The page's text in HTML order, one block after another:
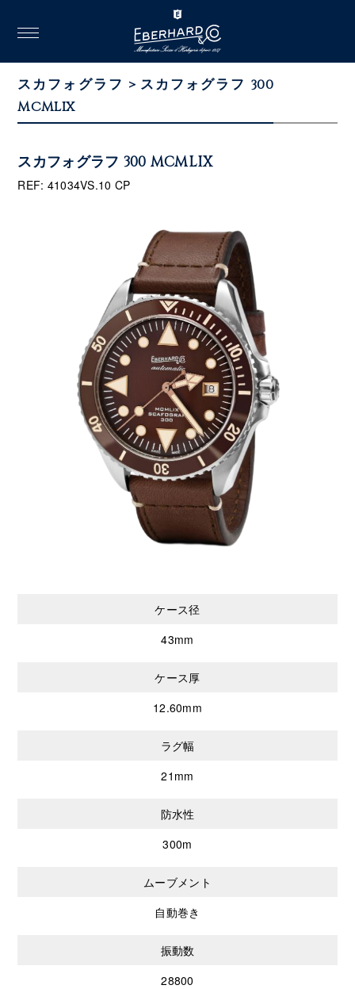
toggle
navigation
スカフォグラフ > スカフォグラフ 300
MCMLIX
スカフォグラフ 300 MCMLIX
REF: 41034VS.10 CP
ケース径
43mm
ケース厚
12.60mm
ラグ幅
21mm
防水性
300m
ムーブメント
自動巻き
振動数
28800